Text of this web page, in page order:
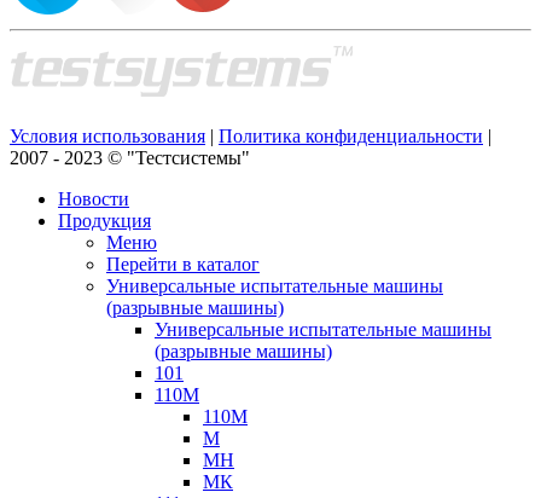
Условия использования | Политика конфиденциальности |
2007 - 2023 © "Тестсистемы"
Новости
Продукция
Меню
Перейти в каталог
Универсальные испытательные машины
(разрывные машины)
Универсальные испытательные машины
(разрывные машины)
101
110М
110М
М
МН
МК